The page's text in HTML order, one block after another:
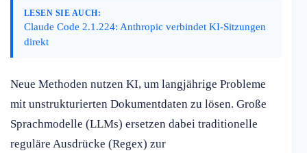
LESEN SIE AUCH:
Claude Code 2.1.224: Anthropic verbindet KI-Sitzungen
direkt
Neue Methoden nutzen KI, um langjährige Probleme
mit unstrukturierten Dokumentdaten zu lösen. Große
Sprachmodelle (LLMs) ersetzen dabei traditionelle
reguläre Ausdrücke (Regex) zur